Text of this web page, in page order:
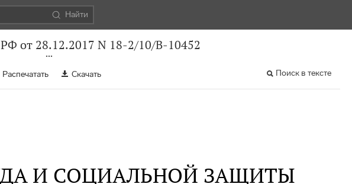
Найти
от 28.12.2017 N 18-2/10/В-10452
Распечатать Скачать Поиск в тексте
И СОЦИАЛЬНОЙ ЗАЩИТЫ